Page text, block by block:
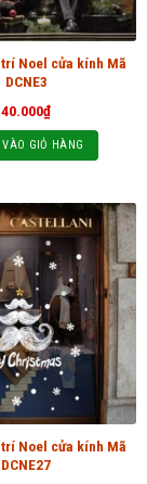
Noel cửa kính Mã
DCNE3
40.000₫
GIỎ HÀNG
Noel cửa kính Mã
DCNE27